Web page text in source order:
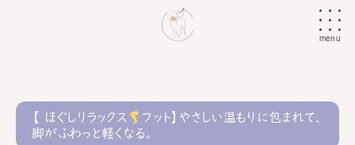
menu
こんなお悩みありませんか？
【 ほぐしリラックス
フット】やさしい温もりに包まれて、
脚がふわっと軽くなる。